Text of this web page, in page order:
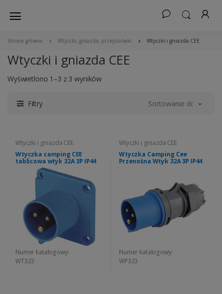
Strona główna Wtyczki, gniazda, przejściówki Wtyczki i gniazda CEE
Wtyczki i gniazda CEE
Wyświetlono 1–3 z 3 wyników
Filtry Sortowanie domyślne
Wtyczki i gniazda CEE
Wtyczka camping CEE
tablicowa wtyk 32A 3P IP44
Numer katalogowy:
WT323
Wtyczki i gniazda CEE
Wtyczka Camping Cee
Przenośna Wtyk 32A 3P IP44
Numer katalogowy:
WP323